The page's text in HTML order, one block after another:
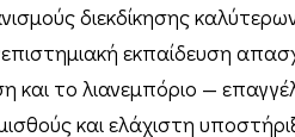
διεκδίκησης
εκπαίδευση
και το λιανεμπόριο —
και ελάχιστη